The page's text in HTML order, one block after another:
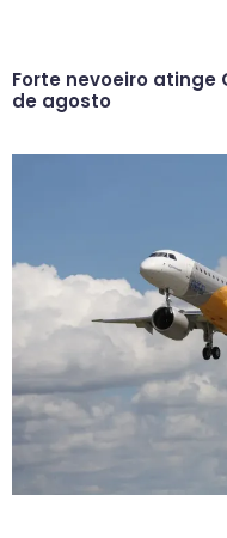
Forte nevoeiro atinge
de agosto